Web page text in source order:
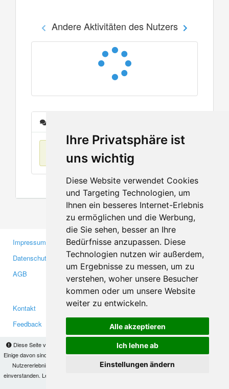
Ihre Privatsphäre ist
uns wichtig
Diese Website verwendet Cookies
und Targeting Technologien, um
Ihnen ein besseres Internet-Erlebnis
zu ermöglichen und die Werbung,
die Sie sehen, besser an Ihre
Bedürfnisse anzupassen. Diese
Technologien nutzen wir außerdem,
um Ergebnisse zu messen, um zu
verstehen, woher unsere Besucher
kommen oder um unsere Website
weiter zu entwickeln.
Alle akzeptieren
Ich lehne ab
Einstellungen ändern
Diese Seite verwendet Cookies, um Informationen auf Ihrem Computer zu speichern.
Einige davon sind notwendig, damit unsere Seite funktioniert, andere helfen uns dabei, das
Nutzererlebnis zu verbessern. Mit der Nutzung dieser Seite erklären Sie sich damit
einverstanden. Lesen Sie unsere
Andere Aktivitäten des Nutzers
Keine Einträge
Impressum
Datenschutzerklärung
AGB
Gewerbetreibende
Investoren
Medien
Kontakt
Feedback
Facebook
Twitter
YouTube
Google+